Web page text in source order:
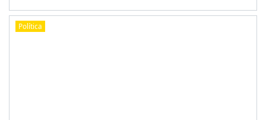
Política